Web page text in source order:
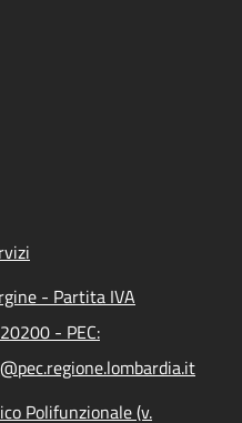
- Partita IVA
- PEC:
Polifunzionale (v.